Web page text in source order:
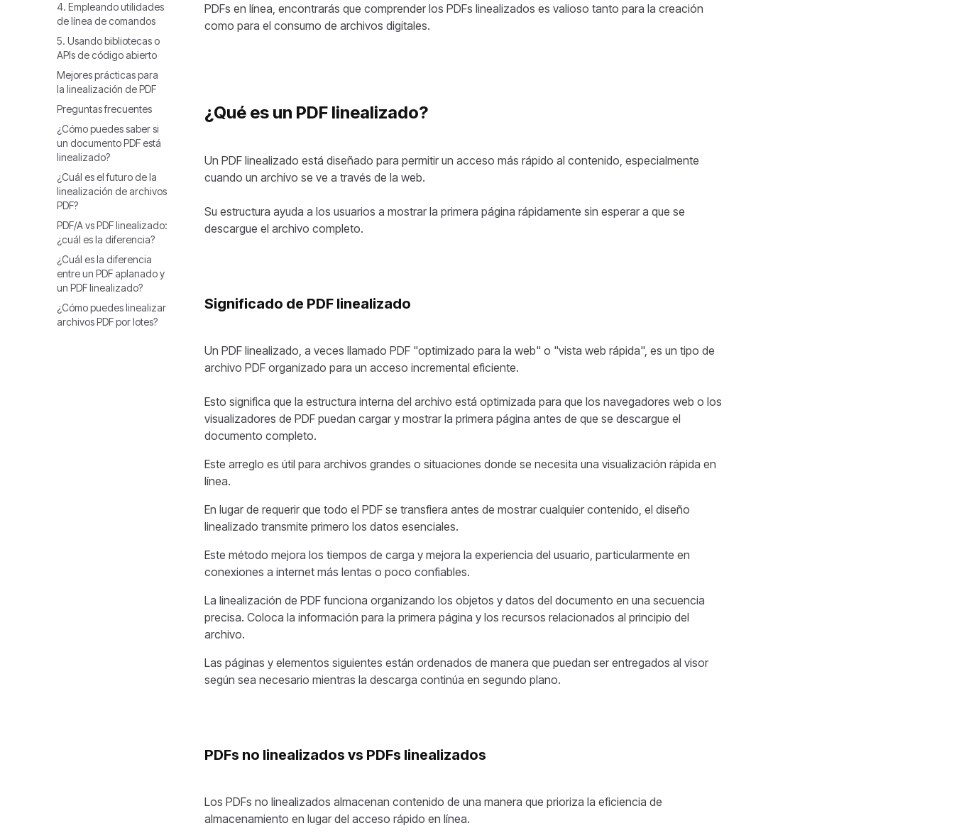
4. Empleando utilidades
de línea de comandos
5. Usando bibliotecas o
APIs de código abierto
Mejores prácticas para
la linealización de PDF
Preguntas frecuentes
¿Cómo puedes saber si
un documento PDF está
linealizado?
¿Cuál es el futuro de la
linealización de archivos
PDF?
PDF/A vs PDF linealizado:
¿cuál es la diferencia?
¿Cuál es la diferencia
entre un PDF aplanado y
un PDF linealizado?
¿Cómo puedes linealizar
archivos PDF por lotes?
PDFs en línea, encontrarás que comprender los PDFs linealizados es valioso tanto para la creación
como para el consumo de archivos digitales.
¿Qué es un PDF linealizado?
Un PDF linealizado está diseñado para permitir un acceso más rápido al contenido, especialmente
cuando un archivo se ve a través de la web.
Su estructura ayuda a los usuarios a mostrar la primera página rápidamente sin esperar a que se
descargue el archivo completo.
Significado de PDF linealizado
Un PDF linealizado, a veces llamado PDF "optimizado para la web" o "vista web rápida", es un tipo de
archivo PDF organizado para un acceso incremental eficiente.
Esto significa que la estructura interna del archivo está optimizada para que los navegadores web o los
visualizadores de PDF puedan cargar y mostrar la primera página antes de que se descargue el
documento completo.
Este arreglo es útil para archivos grandes o situaciones donde se necesita una visualización rápida en
línea.
En lugar de requerir que todo el PDF se transfiera antes de mostrar cualquier contenido, el diseño
linealizado transmite primero los datos esenciales.
Este método mejora los tiempos de carga y mejora la experiencia del usuario, particularmente en
conexiones a internet más lentas o poco confiables.
La linealización de PDF funciona organizando los objetos y datos del documento en una secuencia
precisa. Coloca la información para la primera página y los recursos relacionados al principio del
archivo.
Las páginas y elementos siguientes están ordenados de manera que puedan ser entregados al visor
según sea necesario mientras la descarga continúa en segundo plano.
PDFs no linealizados vs PDFs linealizados
Los PDFs no linealizados almacenan contenido de una manera que prioriza la eficiencia de
almacenamiento en lugar del acceso rápido en línea.